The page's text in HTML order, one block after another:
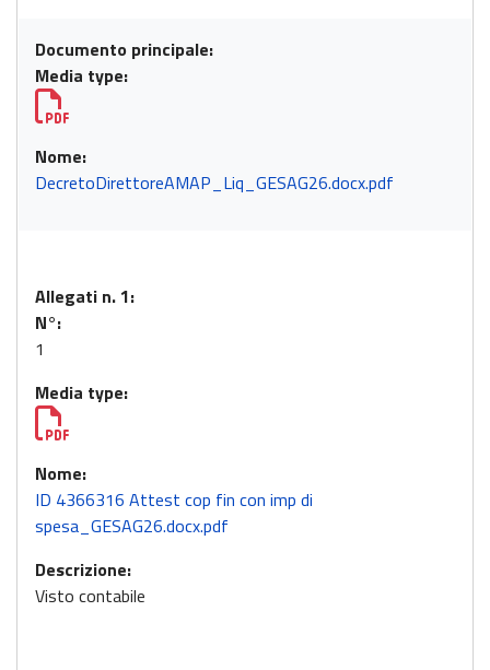
Documento principale:
Media type:
Nome:
DecretoDirettoreAMAP_Liq_GESAG26.docx.pdf
Allegati n. 1:
N°:
1
Media type:
Nome:
ID 4366316 Attest cop fin con imp di
spesa_GESAG26.docx.pdf
Descrizione:
Visto contabile